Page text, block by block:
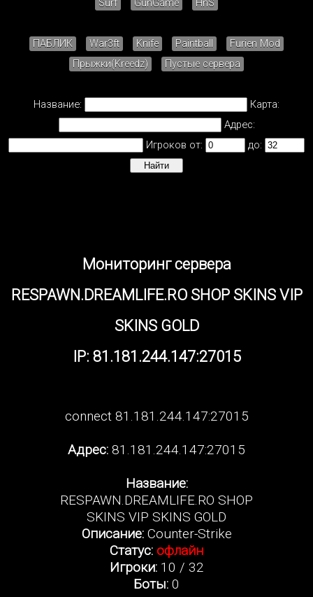
Surf GunGame HnS
ПАБЛИК War3ft Knife Paintball
Furien Mod
Прыжки(Kreedz)
Пустые сервера
Название:
Карта:
Адрес:
Игроков от:
до:
Мониторинг сервера
RESPAWN.DREAMLIFE.RO SHOP SKINS VIP
SKINS GOLD
IP: 81.181.244.147:27015
connect 81.181.244.147:27015
Адрес: 81.181.244.147:27015
Название:
RESPAWN.DREAMLIFE.RO SHOP
SKINS VIP SKINS GOLD
Описание:Counter-Strike
Статус: офлайн
Игроки:10 / 32
Боты: 0